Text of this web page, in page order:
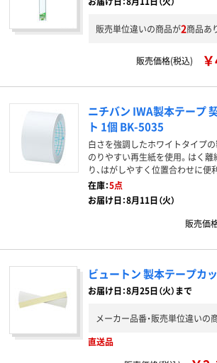
販売単位違いの商品が2商品あ
販売価格(税込)
ニチバン IWA製本テープ
ト 1個 BK-5035
白さを強調したホワイトタイプ
のりやすい再生紙を使用。はく
り、はがしやすく位置合わせに便
在庫：5点
お届け日：8月11日（火）
販売価
ビュートン 製本テープカ
お届け日：8月25日（火）まで
メーカー品番・販売単位違いの
直送品